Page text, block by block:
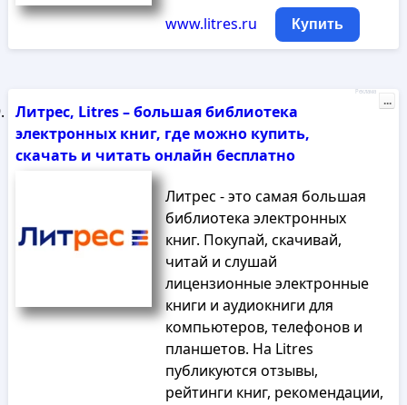
www.litres.ru Купить
Литрес, Litres – большая библиотека
электронных книг, где можно купить,
скачать и читать онлайн бесплатно
Литрес - это самая большая
библиотека электронных
книг. Покупай, скачивай,
читай и слушай
лицензионные электронные
книги и аудиокниги для
компьютеров, телефонов и
планшетов. На Litres
публикуются отзывы,
рейтинги книг, рекомендации,
Реклама
...